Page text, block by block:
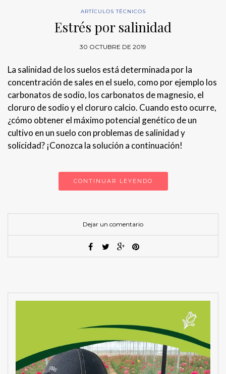
ARTÍCULOS TÉCNICOS
Estrés por salinidad
30 OCTUBRE DE 2019
La salinidad de los suelos está determinada por la
concentración de sales en el suelo, como por ejemplo los
carbonatos de sodio, los carbonatos de magnesio, el
cloruro de sodio y el cloruro calcio. Cuando esto ocurre,
¿cómo obtener el máximo potencial genético de un
cultivo en un suelo con problemas de salinidad y
solicidad? ¡Conozca la solución a continuación!
CONTINUAR LEYENDO
Dejar un comentario